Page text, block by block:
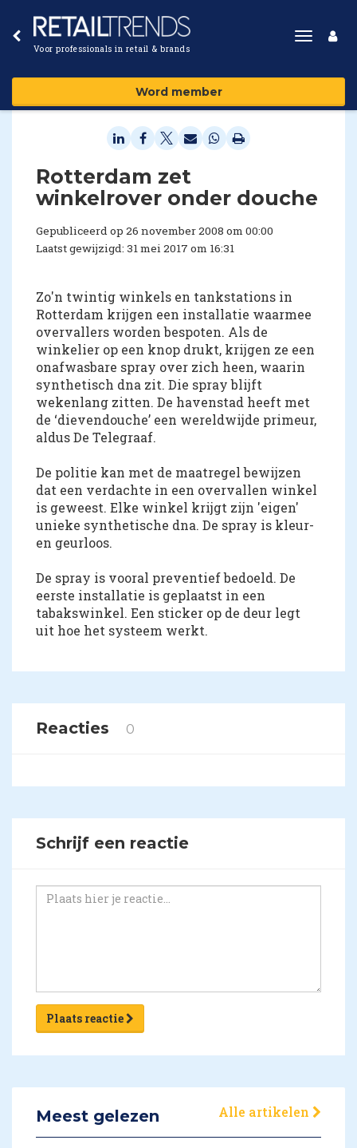
Voor professionals in retail & brands
Toggle
Word member
Rotterdam zet
winkelrover onder douche
Gepubliceerd op 26 november 2008 om 00:00
Laatst gewijzigd: 31 mei 2017 om 16:31
Zo'n twintig winkels en tankstations in
Rotterdam krijgen een installatie waarmee
overvallers worden bespoten. Als de
winkelier op een knop drukt, krijgen ze een
onafwasbare spray over zich heen, waarin
synthetisch dna zit. Die spray blijft
wekenlang zitten. De havenstad heeft met
de ‘dievendouche’ een wereldwijde primeur,
aldus De Telegraaf.
De politie kan met de maatregel bewijzen
dat een verdachte in een overvallen winkel
is geweest. Elke winkel krijgt zijn 'eigen'
unieke synthetische dna. De spray is kleur-
en geurloos.
De spray is vooral preventief bedoeld. De
eerste installatie is geplaatst in een
tabakswinkel. Een sticker op de deur legt
uit hoe het systeem werkt.
Reacties 0
Schrijf een reactie
Plaats reactie
Meest gelezen Alle artikelen